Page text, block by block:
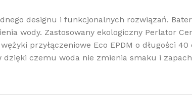
designu i funkcjonalnych rozwiązań.
wody. Zastosowany ekologiczny Perlator
przyłączeniowe Eco EPDM o długości
dzięki czemu woda nie zmienia smaku i